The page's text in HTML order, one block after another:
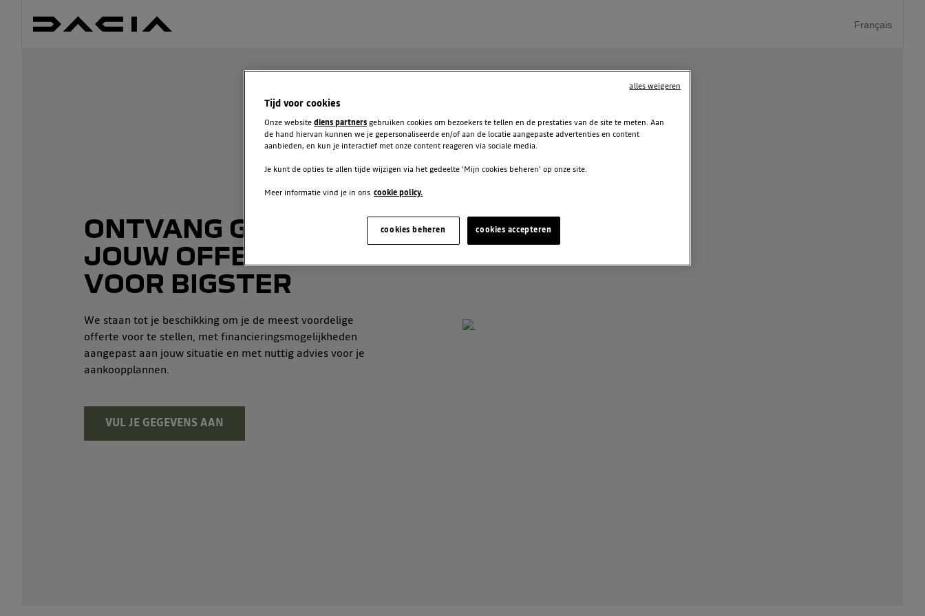
Français
ONTVANG GRATIS
JOUW OFFERTE
VOOR BIGSTER
We staan tot je beschikking om je de meest voordelige
offerte voor te stellen, met financieringsmogelijkheden
aangepast aan jouw situatie en met nuttig advies voor je
aankoopplannen.
VUL JE GEGEVENS AAN
Tijd voor cookies
Onze website diens partners gebruiken cookies om bezoekers te tellen en de prestaties van de site te meten. Aan
de hand hiervan kunnen we je gepersonaliseerde en/of aan de locatie aangepaste advertenties en content
aanbieden, en kun je interactief met onze content reageren via sociale media.
Je kunt de opties te allen tijde wijzigen via het gedeelte 'Mijn cookies beheren' op onze site.
Meer informatie vind je in ons cookie policy.
cookies accepteren
cookies beheren
alles weigeren